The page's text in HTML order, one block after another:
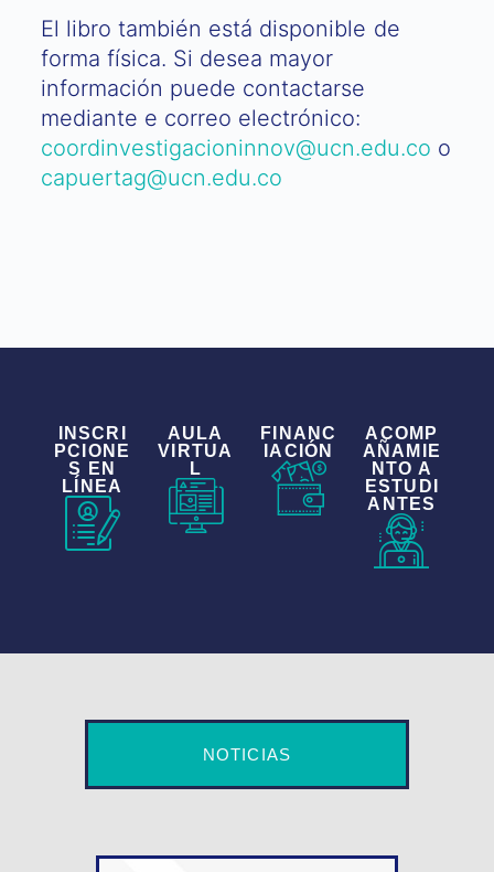
El libro también está disponible de
forma física. Si desea mayor
información puede contactarse
mediante e correo electrónico:
coordinvestigacioninnov@ucn.edu.co o
capuertag@ucn.edu.co
INSCRI
PCIONE
S EN
LÍNEA
AULA
VIRTUA
L
FINANC
IACIÓN
ACOMP
AÑAMIE
NTO A
ESTUDI
ANTES
NOTICIAS